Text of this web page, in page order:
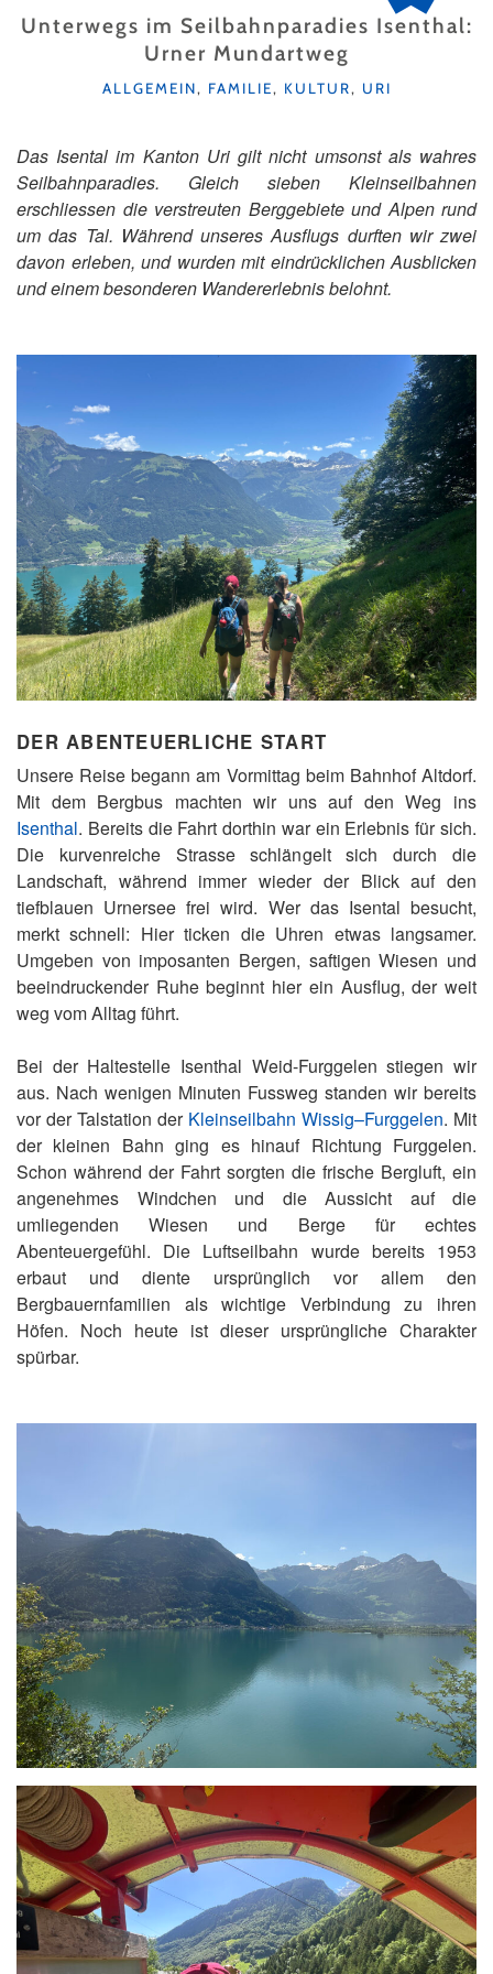
Unterwegs im Seilbahnparadies Isenthal:
Urner Mundartweg
KATEGORIEN
ALLGEMEIN, FAMILIE, KULTUR, URI
Das Isental im Kanton Uri gilt nicht umsonst als wahres
Seilbahnparadies. Gleich sieben Kleinseilbahnen
erschliessen die verstreuten Berggebiete und Alpen rund
um das Tal. Während unseres Ausflugs durften wir zwei
davon erleben, und wurden mit eindrücklichen Ausblicken
und einem besonderen Wandererlebnis belohnt.
DER ABENTEUERLICHE START
Unsere Reise begann am Vormittag beim Bahnhof Altdorf.
Mit dem Bergbus machten wir uns auf den Weg ins
Isenthal. Bereits die Fahrt dorthin war ein Erlebnis für sich.
Die kurvenreiche Strasse schlängelt sich durch die
Landschaft, während immer wieder der Blick auf den
tiefblauen Urnersee frei wird. Wer das Isental besucht,
merkt schnell: Hier ticken die Uhren etwas langsamer.
Umgeben von imposanten Bergen, saftigen Wiesen und
beeindruckender Ruhe beginnt hier ein Ausflug, der weit
weg vom Alltag führt.
Bei der Haltestelle Isenthal Weid-Furggelen stiegen wir
aus. Nach wenigen Minuten Fussweg standen wir bereits
vor der Talstation der Kleinseilbahn Wissig–Furggelen. Mit
der kleinen Bahn ging es hinauf Richtung Furggelen.
Schon während der Fahrt sorgten die frische Bergluft, ein
angenehmes Windchen und die Aussicht auf die
umliegenden Wiesen und Berge für echtes
Abenteuergefühl. Die Luftseilbahn wurde bereits 1953
erbaut und diente ursprünglich vor allem den
Bergbauernfamilien als wichtige Verbindung zu ihren
Höfen. Noch heute ist dieser ursprüngliche Charakter
spürbar.